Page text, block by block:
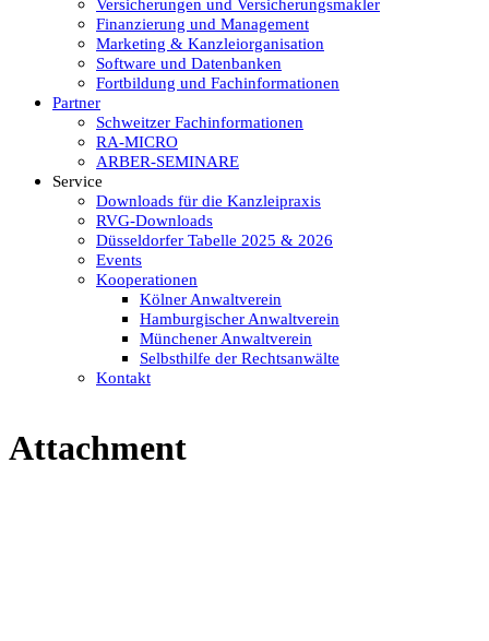
Versicherungen und Versicherungsmakler
Finanzierung und Management
Marketing & Kanzleiorganisation
Software und Datenbanken
Fortbildung und Fachinformationen
Partner
Schweitzer Fachinformationen
RA-MICRO
ARBER-SEMINARE
Service
Downloads für die Kanzleipraxis
RVG-Downloads
Düsseldorfer Tabelle 2025 & 2026
Events
Kooperationen
Kölner Anwaltverein
Hamburgischer Anwaltverein
Münchener Anwaltverein
Selbsthilfe der Rechtsanwälte
Kontakt
Attachment